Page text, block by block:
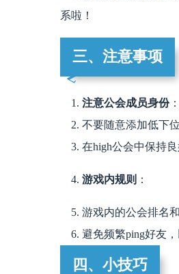
系啦！
三、注意事项
注意公会成员身份：
不要随意添加低下
在high公会中保持
游戏内规则 ：
游戏内的公会排名
避免频繁ping好友
四、小技巧